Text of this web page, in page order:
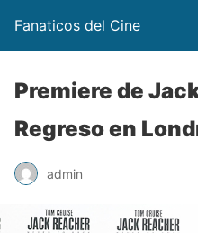
Fanaticos del Cine
Premiere de
Regreso en
admin